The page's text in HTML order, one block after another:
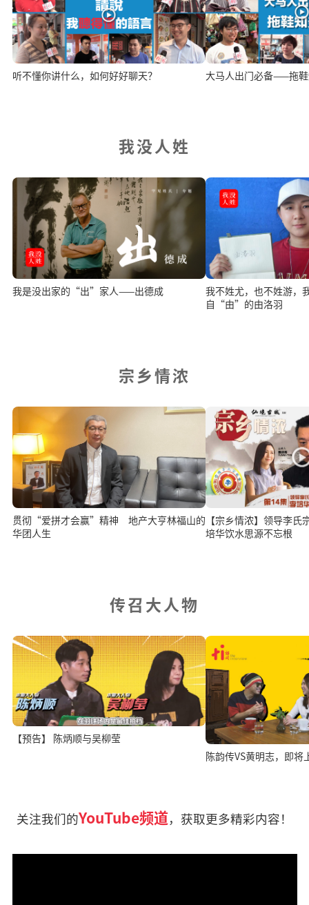
听不懂你讲什么，如何好好聊天？ 大马人出门必备——拖
我没人姓
我是没出家的“出”家人——出德成
我不姓尤，也不姓游，
自“由”的由洛羽
宗乡情浓
贯彻“爱拼才会赢”精神 地产大亨林福山的
华团人生
【宗乡情浓】领导李
培华饮水思源不忘根
传召大人物
【预告】 陈炳顺与吴柳莹
陈韵传VS黄明志，即将
关注我们的YouTube频道，获取更多精彩内容！